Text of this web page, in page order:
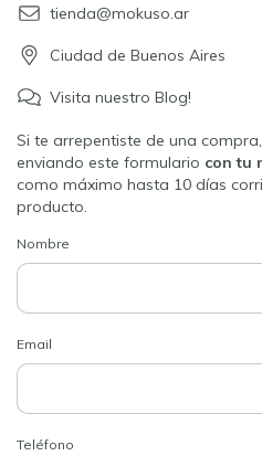
tienda@mokuso.ar
Ciudad de Buenos Aires
Visita nuestro Blog!
Si te arrepentiste de una
enviando este formulario con tu
como máximo hasta 10 días
producto.
Nombre
Email
Teléfono